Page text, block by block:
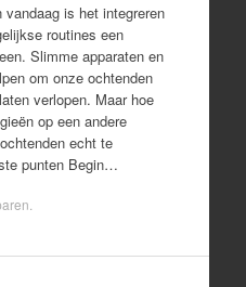
is het integreren
routines een
Slimme apparaten en
om onze ochtenden
verlopen. Maar hoe
op een andere
echt te
punten Begin…